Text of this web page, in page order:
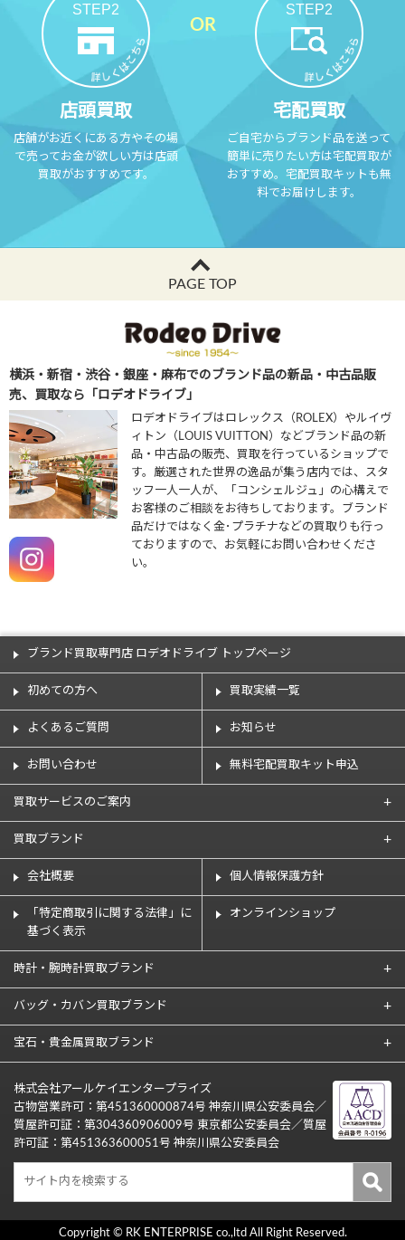
STEP2
店頭買取
店舗がお近くにある方やその場
で売ってお金が欲しい方は店頭
買取がおすすめです。
STEP2
宅配買取
ご自宅からブランド品を送って
簡単に売りたい方は宅配買取が
おすすめ。宅配買取キットも無
料でお届けします。
PAGE TOP
横浜・新宿・渋谷・銀座・麻布でのブランド品の新品・中古品販
売、買取なら「ロデオドライブ」
ロデオドライブはロレックス（ROLEX）やルイヴ
ィトン（LOUIS VUITTON）などブランド品の新
品・中古品の販売、買取を行っているショップで
す。厳選された世界の逸品が集う店内では、スタ
ッフ一人一人が、「コンシェルジュ」の心構えで
お客様のご相談をお待ちしております。ブランド
品だけではなく金･プラチナなどの買取りも行っ
ておりますので、お気軽にお問い合わせくださ
い。
ブランド買取専門店 ロデオドライブ トップページ
初めての方へ 買取実績一覧
よくあるご質問 お知らせ
お問い合わせ 無料宅配買取キット申込
買取サービスのご案内
買取ブランド
会社概要 個人情報保護方針
「特定商取引に関する法律」に
基づく表示
オンラインショップ
時計・腕時計買取ブランド
バッグ・カバン買取ブランド
宝石・貴金属買取ブランド
株式会社アールケイエンタープライズ
古物営業許可：第451360000874号 神奈川県公安委員会／
質屋許可証：第304360906009号 東京都公安委員会／質屋
許可証：第451363600051号 神奈川県公安委員会
Copyright © RK ENTERPRISE co.,ltd All Right Reserved.